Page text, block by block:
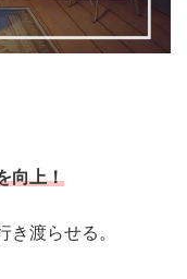
向上！
き渡らせる。